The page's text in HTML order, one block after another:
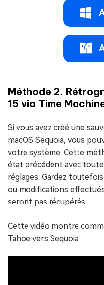
Méthode 2.
15 via Time
Si vous avez créé une
macOS Sequoia, vous
votre système. Cette
état précédent avec
réglages. Gardez
ou modifications
seront pas récupérés.
Cette vidéo montre
Tahoe vers Sequoia :